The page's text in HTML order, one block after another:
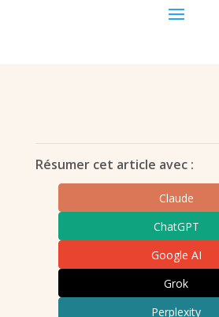
Résumer cet article avec :
Claude
ChatGPT
Google AI
Grok
Perplexity